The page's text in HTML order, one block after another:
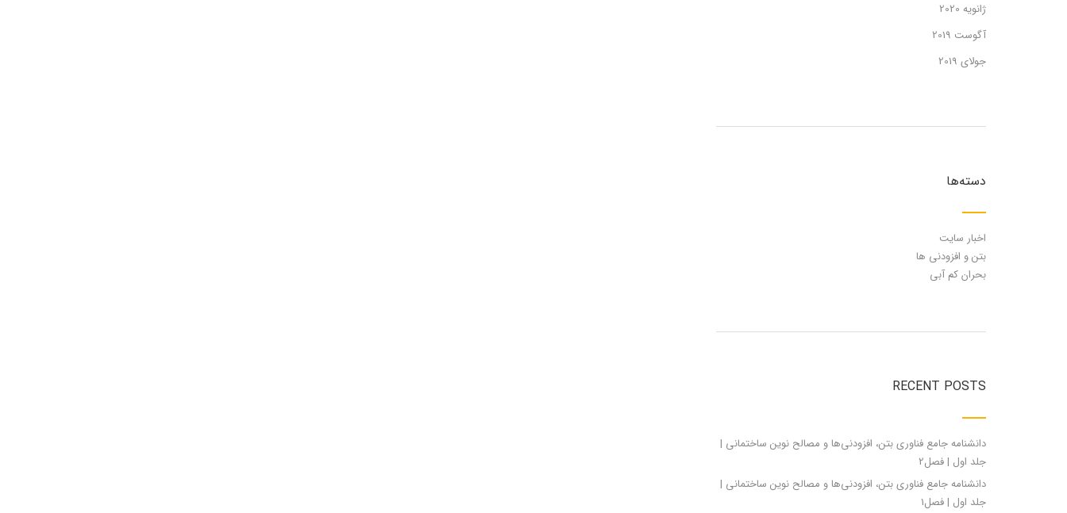
ژانویه 2020
آگوست 2019
جولای 2019
دسته‌ها
اخبار سایت
بتن و افزودنی ها
بحران کم آبی
RECENT POSTS
دانشنامه جامع فناوری بتن، افزودنی‌ها و مصالح نوین ساختمانی |
جلد اول | فصل2
دانشنامه جامع فناوری بتن، افزودنی‌ها و مصالح نوین ساختمانی |
جلد اول | فصل1